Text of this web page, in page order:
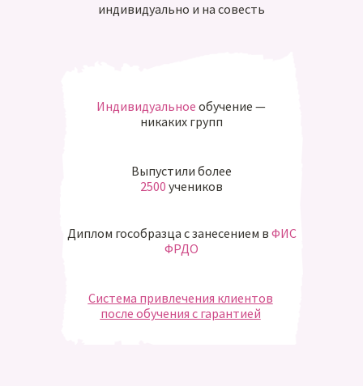
Система привлечения клиентов
после обучения с гарантией
Индивидуальное обучение —
никаких групп
индивидуально и на совесть
Диплом гособразца с занесением в ФИС
ФРДО
Выпустили более
2500 учеников